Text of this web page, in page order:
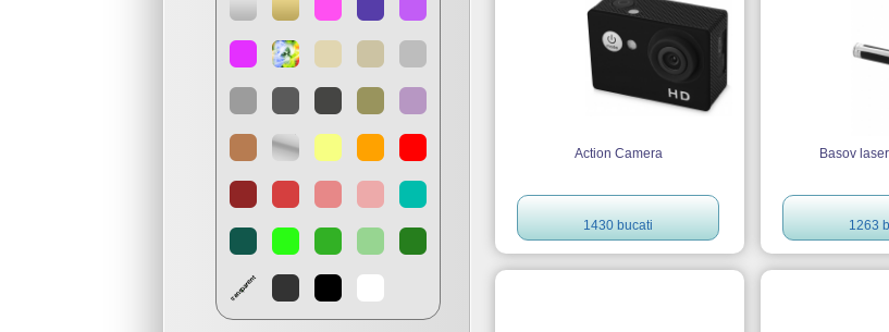
Action Camera
1430 bucati
Basov
1263